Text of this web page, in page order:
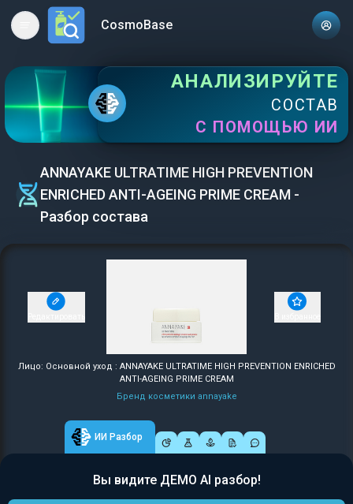
Open main menuCosmoBase
АНАЛИЗИРУЙТЕ
СОСТАВ
С ПОМОЩЬЮ ИИ
ANNAYAKE ULTRATIME HIGH PREVENTION
ENRICHED ANTI-AGEING PRIME CREAM -
Разбор состава
Лицо: Основной уход : ANNAYAKE ULTRATIME HIGH PREVENTION ENRICHED
ANTI-AGEING PRIME CREAM
Бренд косметики annayake
ИИ Разбор
Вы видите ДЕМО AI разбор!